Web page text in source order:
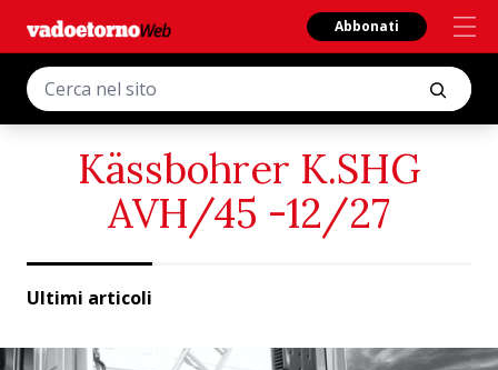
Abbonati
Kässbohrer K.SHG
AVH/45 -12/27
Ultimi articoli